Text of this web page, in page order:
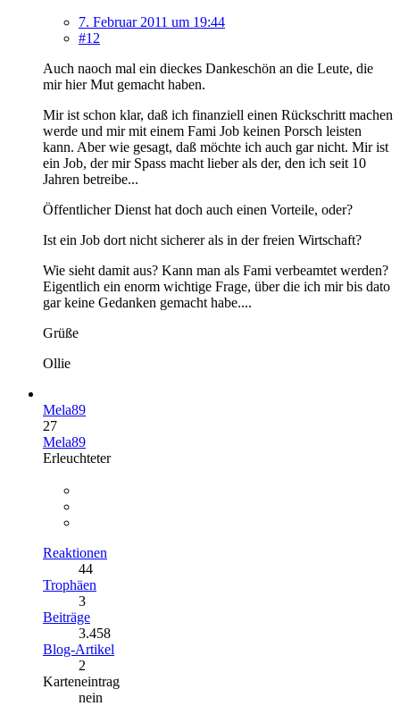
7. Februar 2011 um 19:44
#12
Auch naoch mal ein dieckes Dankeschön an die Leute, die
mir hier Mut gemacht haben.
Mir ist schon klar, daß ich finanziell einen Rückschritt machen
werde und mir mit einem Fami Job keinen Porsch leisten
kann. Aber wie gesagt, daß möchte ich auch gar nicht. Mir ist
ein Job, der mir Spass macht lieber als der, den ich seit 10
Jahren betreibe...
Öffentlicher Dienst hat doch auch einen Vorteile, oder?
Ist ein Job dort nicht sicherer als in der freien Wirtschaft?
Wie sieht damit aus? Kann man als Fami verbeamtet werden?
Eigentlich ein enorm wichtige Frage, über die ich mir bis dato
gar keine Gedanken gemacht habe....
Grüße
Ollie
Mela89
27
Mela89
Erleuchteter
Reaktionen
44
Trophäen
3
Beiträge
3.458
Blog-Artikel
2
Karteneintrag
nein